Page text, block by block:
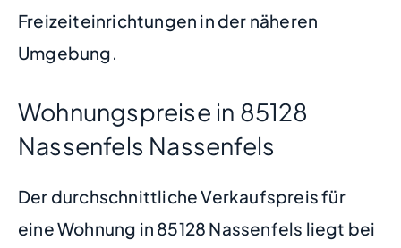
Freizeiteinrichtungen in der näheren
Umgebung.
Wohnungspreise in 85128
Nassenfels Nassenfels
Der durchschnittliche Verkaufspreis für
eine Wohnung in 85128 Nassenfels liegt bei